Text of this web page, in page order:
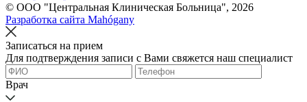
© OOO "Центральная Клиническая Больница", 2026
Разработка сайта Mahógany
Записаться на прием
Для подтверждения записи с Вами свяжется наш специалист
Врач